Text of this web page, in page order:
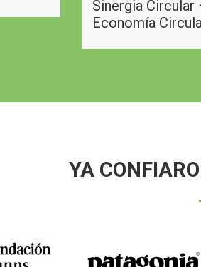
Sinergia Circular
Economía
YA